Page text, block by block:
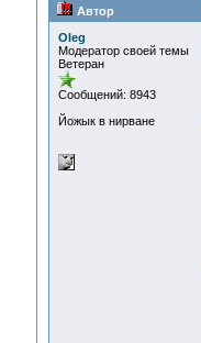
Автор
Oleg
Модератор своей темы
Ветеран
Сообщений: 8943
Йожык в нирване